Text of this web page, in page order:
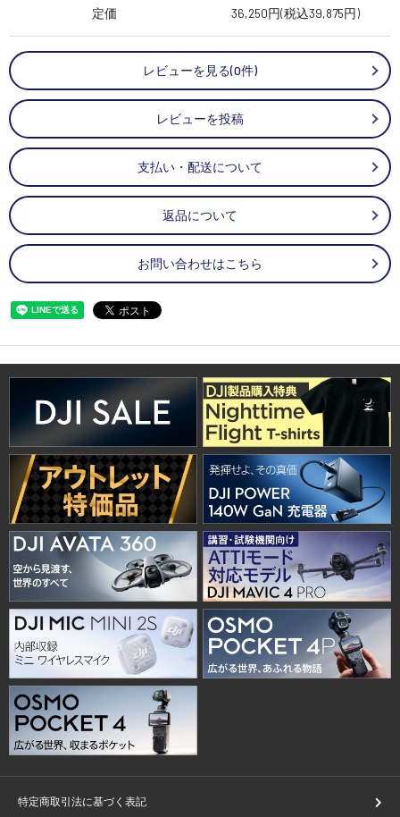
定価 36,250円(税込39,875円)
レビューを見る(0件)
レビューを投稿
支払い・配送について
返品について
お問い合わせはこちら
特定商取引法に基づく表記